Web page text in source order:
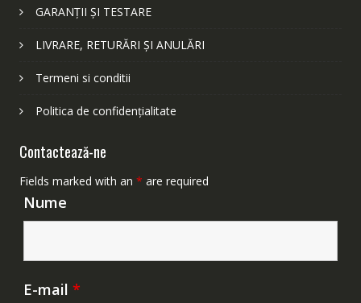
GARANȚII ȘI TESTARE
LIVRARE, RETURĂRI ȘI ANULĂRI
Termeni si conditii
Politica de confidențialitate
Contactează-ne
Fields marked with an * are required
Nume
E-mail *